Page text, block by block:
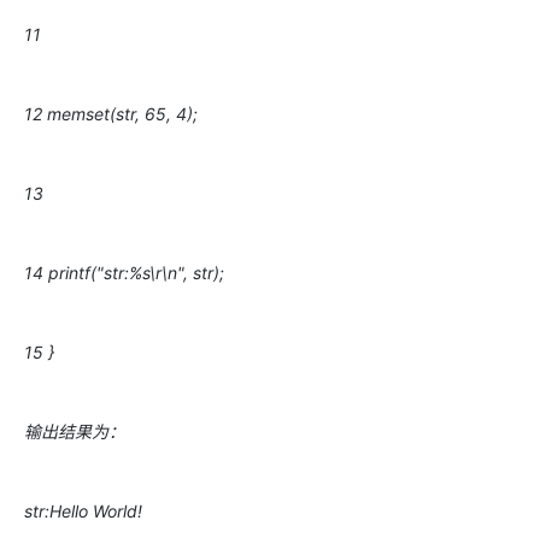
11
12 memset(str, 65, 4);
13
14 printf("str:%s\r\n", str);
15 }
输出结果为：
str:Hello World!